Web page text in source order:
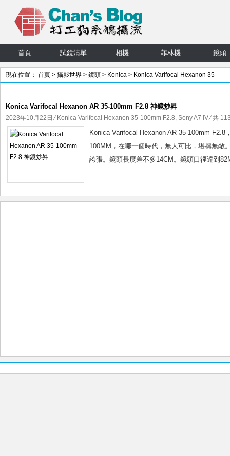
首頁 試鏡清單 相機 菲林機 鏡頭
現在位置： 首頁 > 攝影世界 > 鏡頭 > Konica > Konica Varifocal Hexanon 35-
Konica Varifocal Hexanon AR 35-100mm F2.8 神鏡炒昇
2023年10月22日 ⁄ Konica Varifocal Hexanon 35-100mm F2.8, Sony A7 IV⁄ 共
Konica Varifocal Hexanon AR 35-100mm
100MM，在哪一個時代，無人可比，堪稱無敵
誇張。鏡頭長度差不多14CM。鏡頭口徑達到